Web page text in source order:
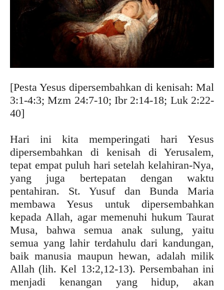
[Pesta Yesus dipersembahkan di kenisah: Mal
3:1-4:3; Mzm 24:7-10; Ibr 2:14-18; Luk 2:22-
40]
Hari ini kita memperingati hari Yesus
dipersembahkan di kenisah di Yerusalem,
tepat empat puluh hari setelah kelahiran-Nya,
yang juga bertepatan dengan waktu
pentahiran. St. Yusuf dan Bunda Maria
membawa Yesus untuk dipersembahkan
kepada Allah, agar memenuhi hukum Taurat
Musa, bahwa semua anak sulung, yaitu
semua yang lahir terdahulu dari kandungan,
baik manusia maupun hewan, adalah milik
Allah (lih. Kel 13:2,12-13). Persembahan ini
menjadi kenangan yang hidup, akan